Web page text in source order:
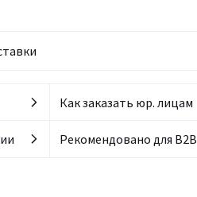
Как заказать юр. лицам
Рекомендовано для B2B